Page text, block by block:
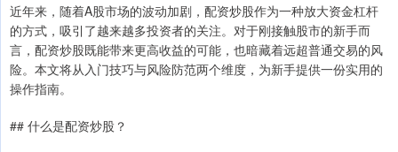
近年来，随着A股市场的波动加剧，配资炒股作为一种放大资金杠杆
的方式，吸引了越来越多投资者的关注。对于刚接触股市的新手而
言，配资炒股既能带来更高收益的可能，也暗藏着远超普通交易的风
险。本文将从入门技巧与风险防范两个维度，为新手提供一份实用的
操作指南。
## 什么是配资炒股？